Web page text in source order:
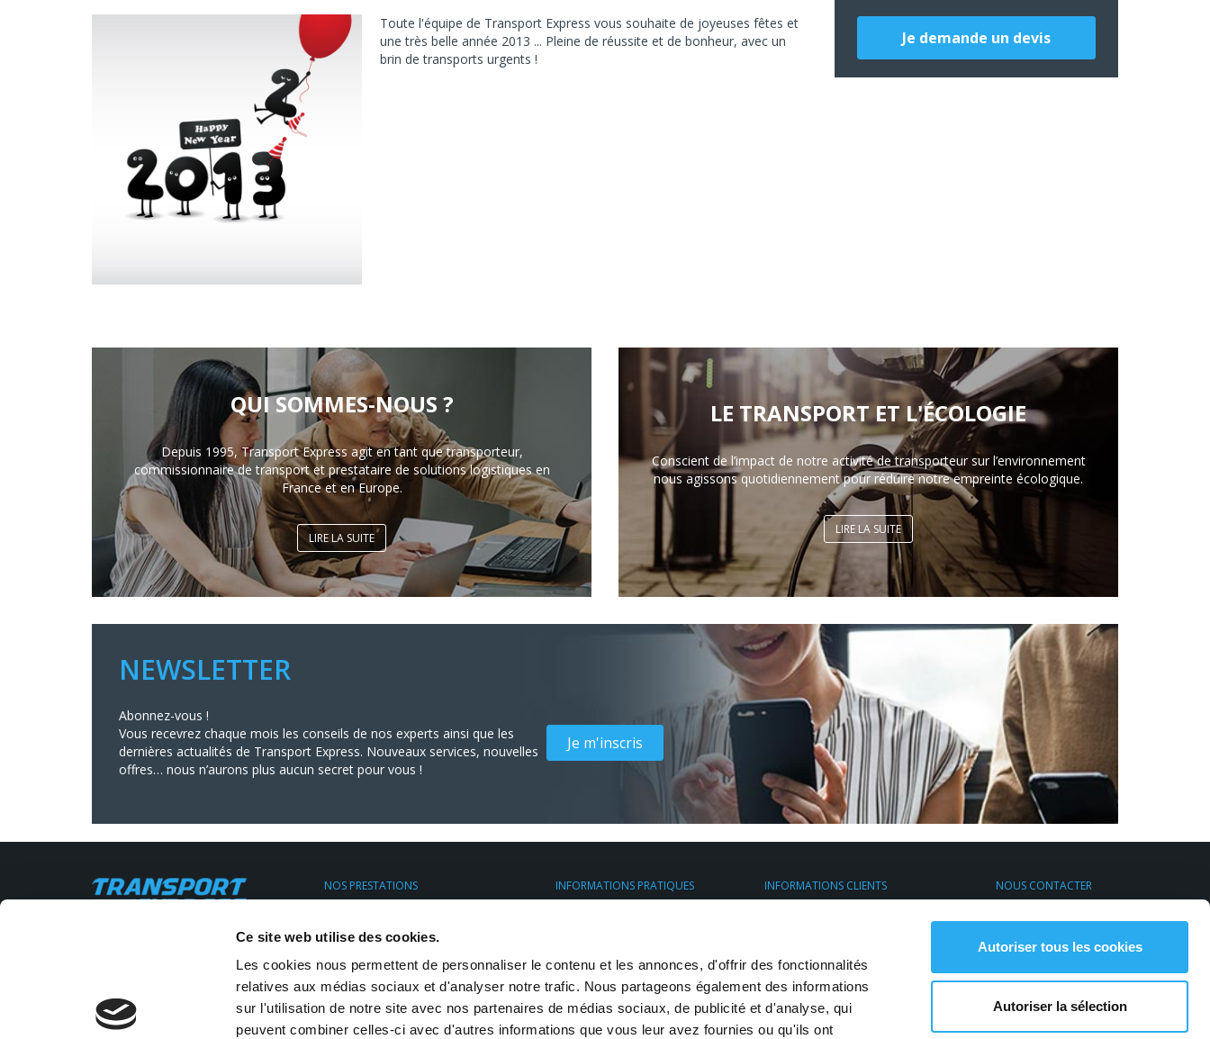
Ce site web utilise des cookies.
Les cookies nous permettent de personnaliser le contenu et les annonces, d'offrir des fonctionnalités
relatives aux médias sociaux et d'analyser notre trafic. Nous partageons également des informations
sur l'utilisation de notre site avec nos partenaires de médias sociaux, de publicité et d'analyse, qui
peuvent combiner celles-ci avec d'autres informations que vous leur avez fournies ou qu'ils ont
Autoriser tous les cookies
Autoriser la sélection
Toute l'équipe de Transport Express vous souhaite de joyeuses fêtes et
une très belle année 2013 ... Pleine de réussite et de bonheur, avec un
brin de transports urgents !
Je demande un devis
QUI SOMMES-NOUS ?
Depuis 1995, Transport Express agit en tant que transporteur,
commissionnaire de transport et prestataire de solutions logistiques en
France et en Europe.
LIRE LA SUITE
LE TRANSPORT ET L'ÉCOLOGIE
Conscient de l’impact de notre activité de transporteur sur l’environnement
nous agissons quotidiennement pour réduire notre empreinte écologique.
LIRE LA SUITE
NEWSLETTER
Abonnez-vous !
Vous recevrez chaque mois les conseils de nos experts ainsi que les
dernières actualités de Transport Express. Nouveaux services, nouvelles
offres… nous n’aurons plus aucun secret pour vous !
Je m'inscris
Siège social : 11, rue Clapeyron,
info@transportexpress.fr
NOS PRESTATIONS
Transport régulier
Transport sur mesure
Stockage Entreposage
INFORMATIONS PRATIQUES
INFORMATIONS CLIENTS
NOUS CONTACTER
S'inscrire à la newsletter
Contactez-nous